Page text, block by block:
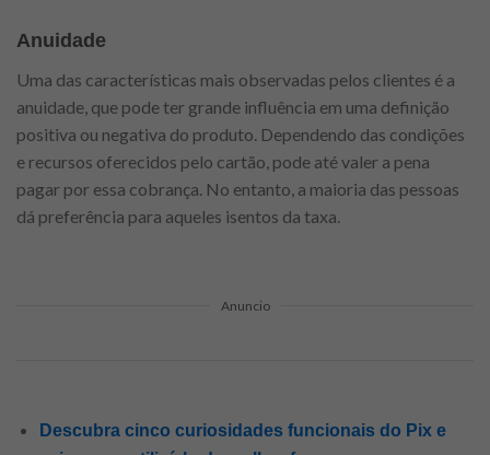
Anuidade
Uma das características mais observadas pelos clientes é a
anuidade, que pode ter grande influência em uma definição
positiva ou negativa do produto. Dependendo das condições
e recursos oferecidos pelo cartão, pode até valer a pena
pagar por essa cobrança. No entanto, a maioria das pessoas
dá preferência para aqueles isentos da taxa.
Anuncio
Descubra cinco curiosidades funcionais do Pix e